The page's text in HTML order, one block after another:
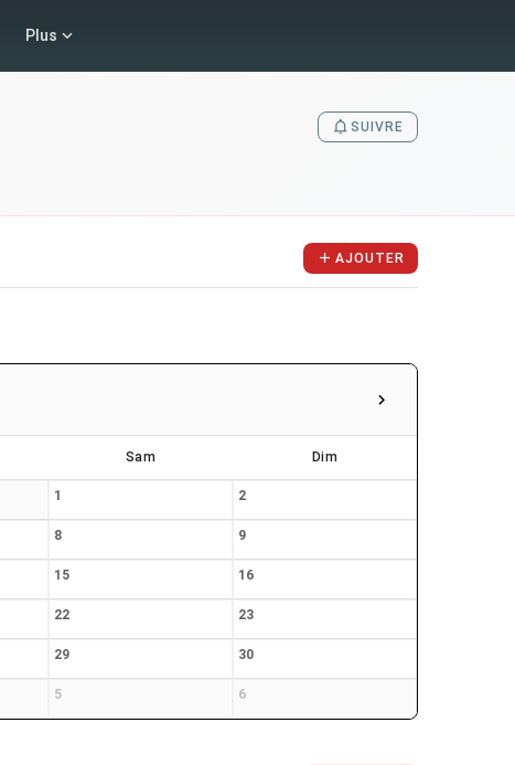
Plus
SUIVRE
AJOUTER
Sam Dim
1 2
8 9
15 16
22 23
29 30
5 6